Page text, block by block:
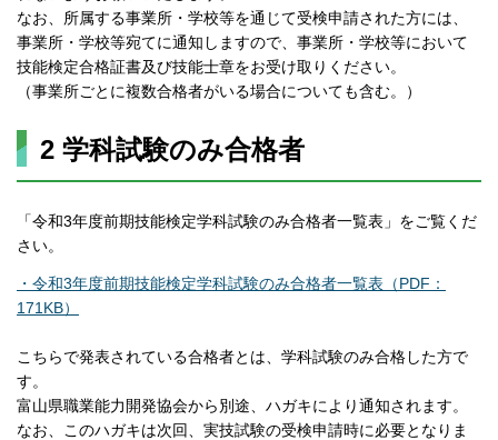
なお、所属する事業所・学校等を通じて受検申請された方には、
事業所・学校等宛てに通知しますので、事業所・学校等において
技能検定合格証書及び技能士章をお受け取りください。
（事業所ごとに複数合格者がいる場合についても含む。）
2 学科試験のみ合格者
「令和3年度前期技能検定学科試験のみ合格者一覧表」をご覧くだ
さい。
・令和3年度前期技能検定学科試験のみ合格者一覧表（PDF：
171KB）
こちらで発表されている合格者とは、学科試験のみ合格した方で
す。
富山県職業能力開発協会から別途、ハガキにより通知されます。
なお、このハガキは次回、実技試験の受検申請時に必要となりま